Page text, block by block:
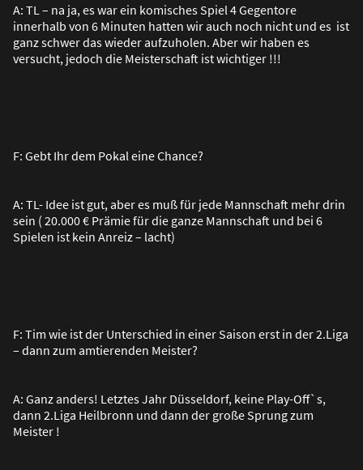
A: TL – na ja, es war ein komisches Spiel 4 Gegentore
innerhalb von 6 Minuten hatten wir auch noch nicht und es ist
ganz schwer das wieder aufzuholen. Aber wir haben es
versucht, jedoch die Meisterschaft ist wichtiger !!!
F: Gebt Ihr dem Pokal eine Chance?
A: TL- Idee ist gut, aber es mußfür jede Mannschaft mehr drin
sein ( 20.000 € Prämie für die ganze Mannschaft und bei 6
Spielen ist kein Anreiz – lacht)
F: Tim wie ist der Unterschied in einer Saison erst in der 2.Liga
– dann zum amtierenden Meister?
A: Ganz anders! Letztes Jahr Düsseldorf, keine Play-Off`s,
dann 2.Liga Heilbronn und dann der große Sprung zum
Meister !